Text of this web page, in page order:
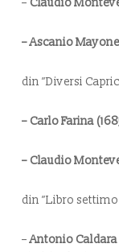
– Ascanio Mayone
din ”Diversi
– Carlo Farina
– Claudio
din ”Libro settimo
–Antonio Caldara